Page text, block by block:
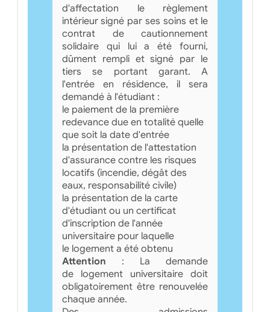
d'affectation le règlement
intérieur signé par ses soins et le
contrat de cautionnement
solidaire qui lui a été fourni,
dûment rempli et signé par le
tiers se portant garant. A
l'entrée en résidence, il sera
demandé à l'étudiant :
le paiement de la première
redevance due en totalité quelle
que soit la date d'entrée
la présentation de l'attestation
d'assurance contre les risques
locatifs (incendie, dégât des
eaux, responsabilité civile)
la présentation de la carte
d'étudiant ou un certificat
d'inscription de l'année
universitaire pour laquelle
le logement a été obtenu
Attention : La demande
de logement universitaire doit
obligatoirement être renouvelée
chaque année.